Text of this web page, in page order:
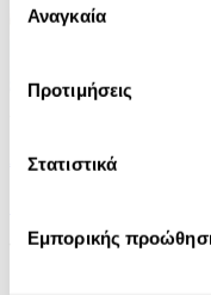
των υπηρεσιών τους.
συγκατάθεσης
Αναγκαία
Προτιμήσεις
Στατιστικά
Εμπορικής
Λογική και
14.90€